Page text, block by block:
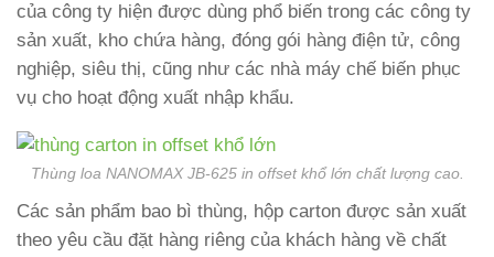
của công ty hiện được dùng phổ biến trong các công ty
sản xuất, kho chứa hàng, đóng gói hàng điện tử, công
nghiệp, siêu thị, cũng như các nhà máy chế biến phục
vụ cho hoạt động xuất nhập khẩu.
Thùng loa NANOMAX JB-625 in offset khổ lớn chất lượng cao.
Các sản phẩm bao bì thùng, hộp carton được sản xuất
theo yêu cầu đặt hàng riêng của khách hàng về chất